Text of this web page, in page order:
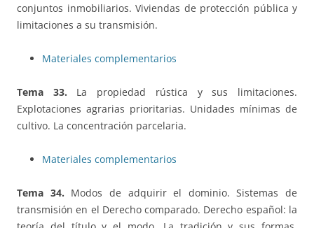
conjuntos inmobiliarios. Viviendas de protección pública y
limitaciones a su transmisión.
Materiales complementarios
Tema 33. La propiedad rústica y sus limitaciones.
Explotaciones agrarias prioritarias. Unidades mínimas de
cultivo. La concentración parcelaria.
Materiales complementarios
Tema 34. Modos de adquirir el dominio. Sistemas de
transmisión en el Derecho comparado. Derecho español: la